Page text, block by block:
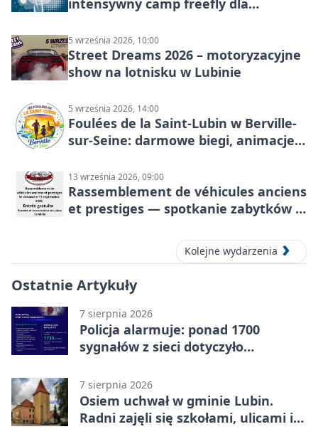
intensywny camp freefly dla
5 września 2026, 10:00
Street Dreams 2026 – motoryzacyjne
show na lotnisku w Lubinie
5 września 2026, 14:00
Foulées de la Saint-Lubin w Berville-
sur-Seine: darmowe biegi, animacje i
13 września 2026, 09:00
Rassemblement de véhicules anciens
et prestiges — spotkanie zabytków i
Kolejne wydarzenia
Ostatnie Artykuły
7 sierpnia 2026
Policja alarmuje: ponad 1700
sygnałów z sieci dotyczyło
7 sierpnia 2026
Osiem uchwał w gminie Lubin.
Radni zajęli się szkołami, ulicami i